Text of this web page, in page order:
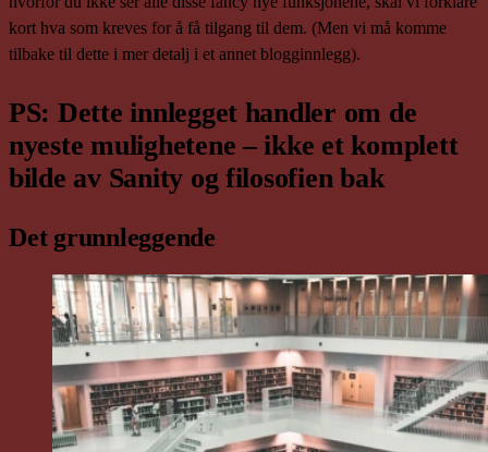
kort hva som kreves for å få tilgang til dem. (Men vi må komme
tilbake til dette i mer detalj i et annet blogginnlegg).
PS: Dette innlegget handler om de
nyeste mulighetene – ikke et komplett
bilde av Sanity og filosofien bak
Det grunnleggende